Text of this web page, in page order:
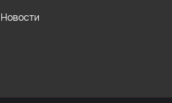
Новости